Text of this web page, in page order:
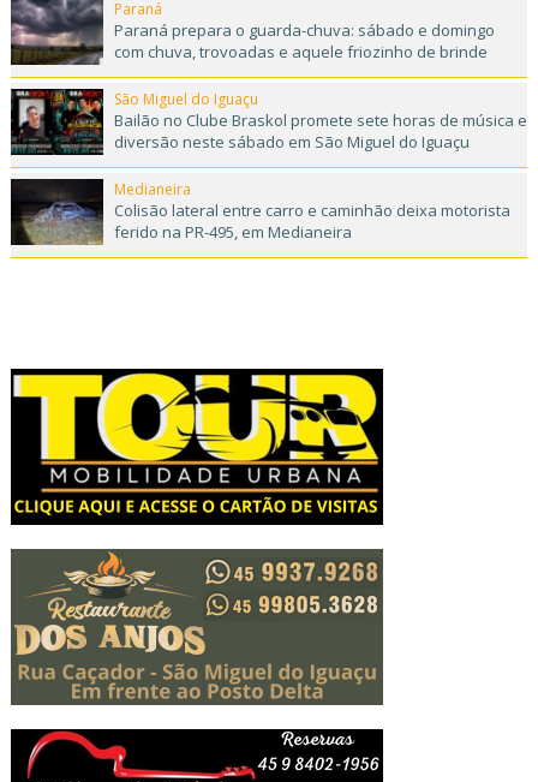
Paraná
Paraná prepara o guarda-chuva: sábado e domingo
com chuva, trovoadas e aquele friozinho de brinde
São Miguel do Iguaçu
Bailão no Clube Braskol promete sete horas de música e
diversão neste sábado em São Miguel do Iguaçu
Medianeira
Colisão lateral entre carro e caminhão deixa motorista
ferido na PR-495, em Medianeira